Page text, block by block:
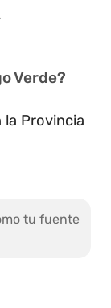
Verde?
la Provincia
tu fuente